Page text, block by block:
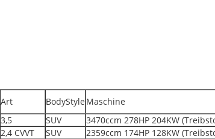
Art BodyStyle Maschine
3,5 SUV
3470ccm 278HP 204KW
2,4 CVVT SUV
2359ccm 174HP 128KW